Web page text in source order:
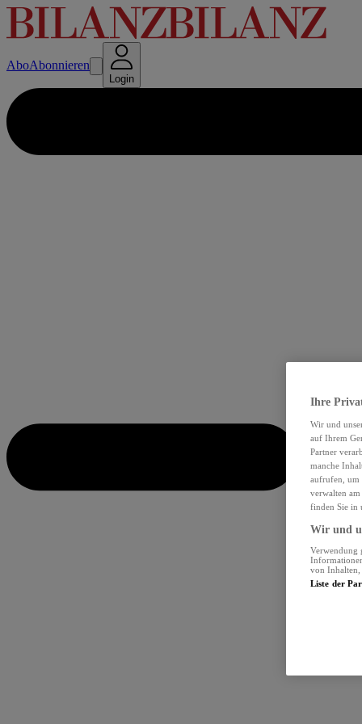
AboAbonnieren
Login
Ihre
Wir und
auf Ihrem
Partner
manche
aufrufen, um
verwalten
finden Sie in
Wir und
Verwendung
von Inhalten,
Liste der